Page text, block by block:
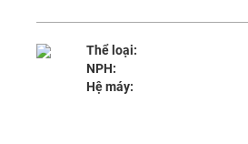
Thể loại:
NPH:
Hệ máy: